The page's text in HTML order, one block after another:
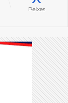
Peixes